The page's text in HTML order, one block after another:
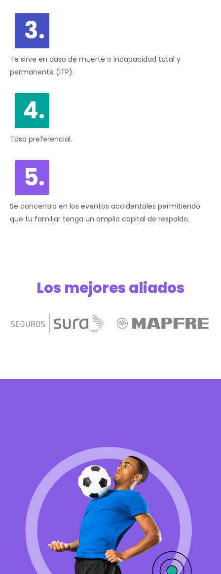
3.
Te sirve en caso de muerte o incapacidad total y
permanente (ITP).
4.
Tasa preferencial.
5.
Se concentra en los eventos accidentales permitiendo
que tu familiar tenga un amplio capital de respaldo.
Los mejores aliados